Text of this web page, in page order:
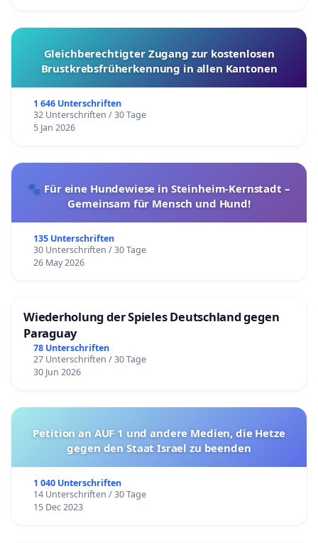
Gleichberechtigter Zugang zur kostenlosen
Brustkrebsfrüherkennung in allen Kantonen
1 646 Unterschriften
32 Unterschriften / 30 Tage
5 Jan 2026
🐾 Für eine Hundewiese in Steinheim-Kernstadt –
Gemeinsam für Mensch und Hund!
135 Unterschriften
30 Unterschriften / 30 Tage
26 May 2026
Wiederholung der Spieles Deutschland gegen
Paraguay
78 Unterschriften
27 Unterschriften / 30 Tage
30 Jun 2026
Petition an AUF 1 und andere Medien, die Hetze
gegen den Staat Israel zu beenden
1 040 Unterschriften
14 Unterschriften / 30 Tage
15 Dec 2023